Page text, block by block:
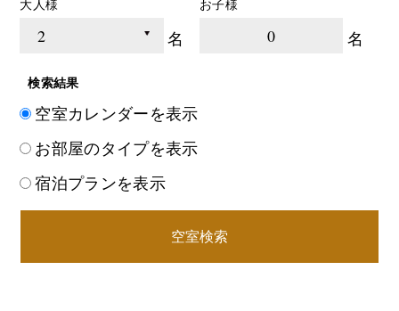
大人様
名
お子様
0 名
検索結果
空室カレンダーを表示
お部屋のタイプを表示
宿泊プランを表示
空室検索